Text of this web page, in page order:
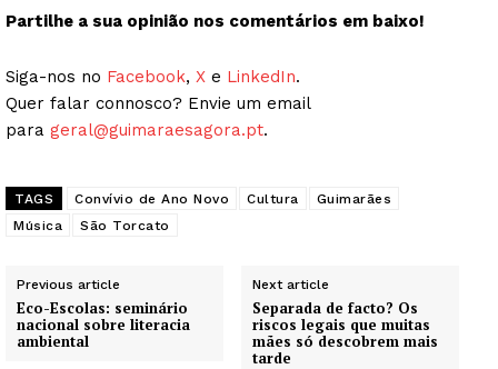
Partilhe a sua opinião nos comentários em baixo!
Siga-nos no Facebook, X e LinkedIn.
Quer falar connosco? Envie um email
para geral@guimaraesagora.pt.
TAGS Convívio de Ano Novo Cultura
Guimarães
Música
São Torcato
Previous article
Eco-Escolas: seminário
nacional sobre literacia
ambiental
Next article
Separada de facto? Os
riscos legais que muitas
mães só descobrem mais
tarde